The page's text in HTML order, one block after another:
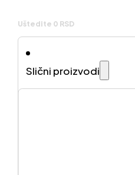
Uštedite 0 RSD
Slični proizvodi